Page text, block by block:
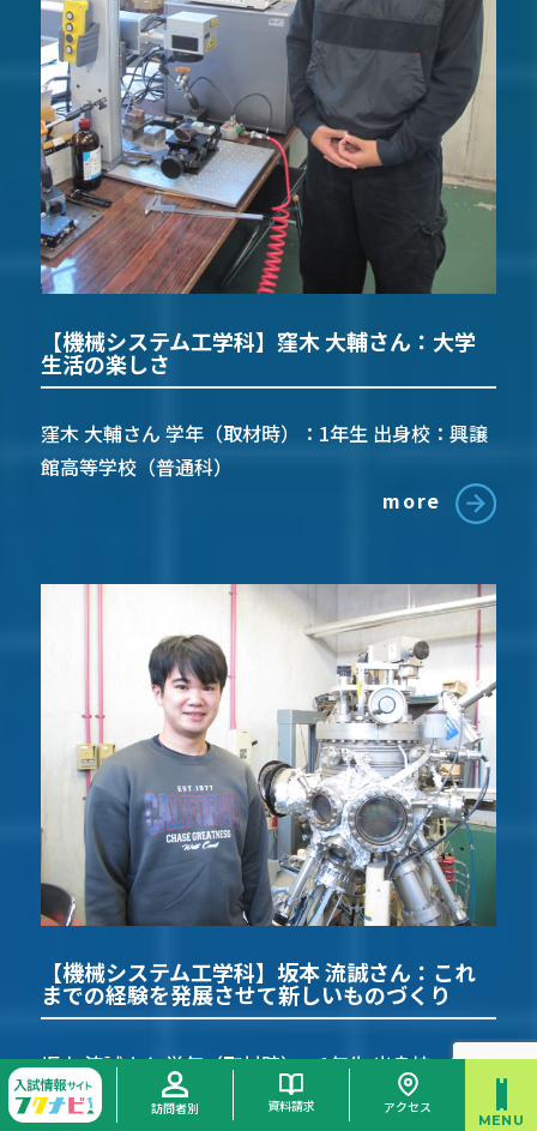
【機械システム工学科】窪木 大輔さん：大学
生活の楽しさ
窪木 大輔さん 学年（取材時）：1年生 出身校：興譲
館高等学校（普通科）
more
【機械システム工学科】坂本 流誠さん：これ
までの経験を発展させて新しいものづくり
坂本 流誠さん 学年（取材時）：1年生 出身校：広島
県立神辺高等学校（総合学科）
訪問者別 資料請求 アクセス